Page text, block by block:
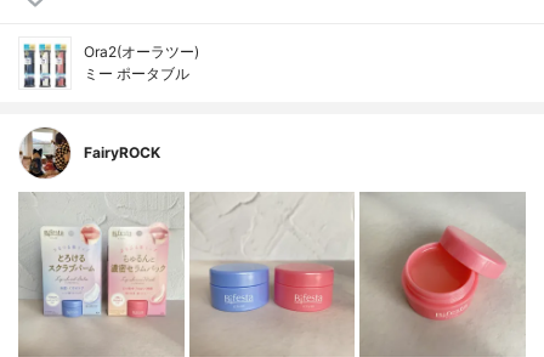
Ora2(オーラツー)
ミー ポータブル
FairyROCK